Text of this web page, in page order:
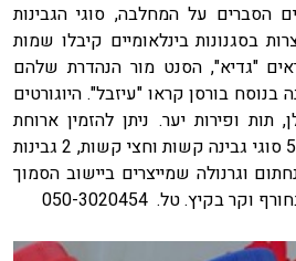
הסברים על המחלבה, סוגי הגבינות
בסגנונות בינלאומיים קיבלו שמות
"גדיא", הסנט מור הנהדרת שלהם
בנוסח בורסן קראו "עיזבל". היוגורטים
תות ופירות יער. ניתן להזמין ארוחת
גבינות שכוללת פלטה עם 5 סוגי גבינה קשות וחצי קשות, 2 גבינות
וגרנולה שמייצרים ביישוב הסמוך
בקיץ. טל. 050-3020454